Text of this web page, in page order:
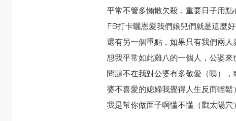
平常不管多懶散欠殺，重要日子用
FB打卡曬恩愛我們娘兒們就是這麼
還有另一個重點，如果只有我們兩
想我平常如此雞八的一個人，公婆
問題不在我對公婆有多敬愛（咦）
婆不喜愛的媳婦我覺得人生反而輕鬆
我是幫你做面子啊懂不懂（戳太陽穴）